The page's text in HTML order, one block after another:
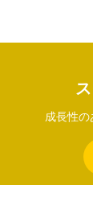
成長性